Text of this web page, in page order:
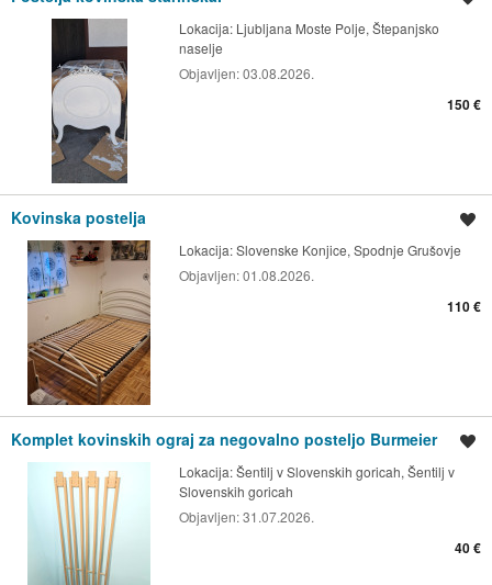
Lokacija: Ljubljana Moste Polje, Štepanjsko
naselje
Objavljen:03.08.2026.
150 €
Kovinska postelja
Lokacija:Slovenske Konjice, Spodnje Grušovje
Objavljen:01.08.2026.
110 €
Komplet kovinskih ograj za negovalno posteljo Burmeier
Lokacija:Šentilj v Slovenskih goricah, Šentilj v
Slovenskih goricah
Objavljen:31.07.2026.
40 €